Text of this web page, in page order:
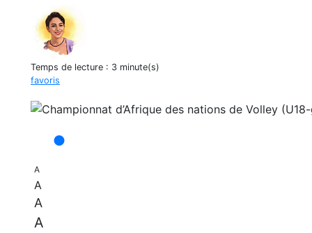
Temps de lecture : 3 minute(s)
favoris
A
A
A
A